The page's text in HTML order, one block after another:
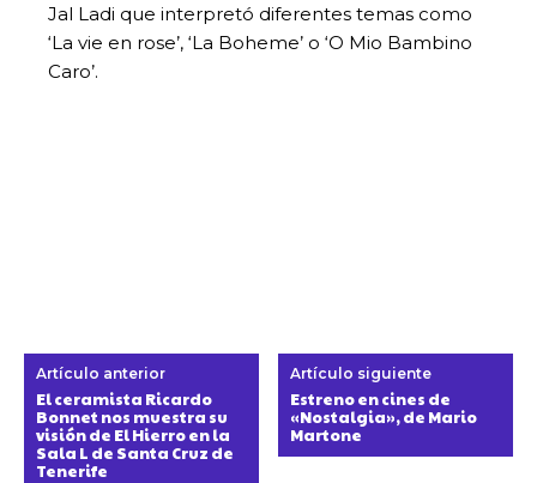
Jal Ladi que interpretó diferentes temas como
‘La vie en rose’, ‘La Boheme’ o ‘O Mio Bambino
Caro’.
Artículo anterior
El ceramista Ricardo
Bonnet nos muestra su
visión de El Hierro en la
Sala L de Santa Cruz de
Tenerife
Artículo siguiente
Estreno en cines de
«Nostalgia», de Mario
Martone